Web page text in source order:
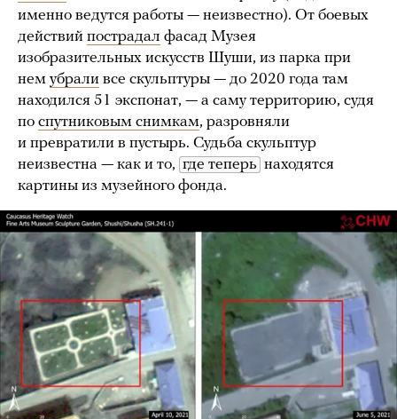
именно ведутся работы — неизвестно). От боевых
действий пострадал фасад Музея
изобразительных искусств Шуши, из парка при
нем убрали все скульптуры — до 2020 года там
находился 51 экспонат, — а саму территорию, судя
по спутниковым снимкам, разровняли
и превратили в пустырь. Судьба скульптур
неизвестна — как и то, где теперь находятся
картины из музейного фонда.